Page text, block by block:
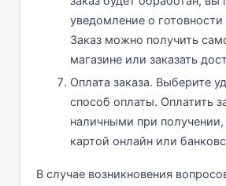
уведомление о готовности
Заказ можно получить
магазине или заказать
Оплата заказа. Выберите
способ оплаты. Оплатить
наличными при получении,
картой онлайн или
В случае возникновения